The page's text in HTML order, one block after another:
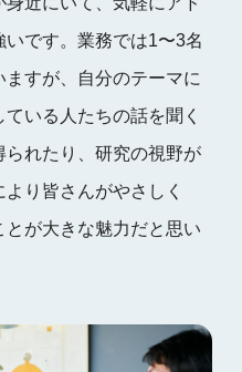
です。業務では1〜3名
すが、自分のテーマに
いる人たちの話を聞く
られたり、研究の視野が
り皆さんがやさしく
が大きな魅力だと思い